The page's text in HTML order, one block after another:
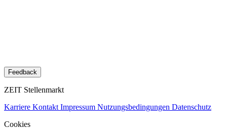
Feedback
ZEIT Stellenmarkt
Karriere Kontakt Impressum Nutzungsbedingungen Datenschutz
Cookies